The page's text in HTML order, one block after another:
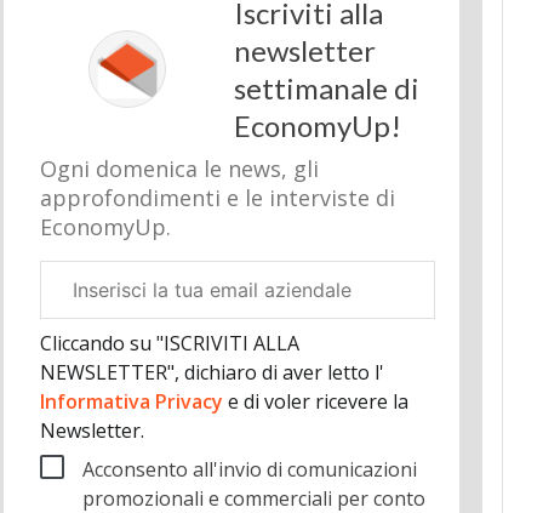
Iscriviti alla
newsletter
settimanale di
EconomyUp!
Ogni domenica le news, gli
approfondimenti e le interviste di
EconomyUp.
aziendale
Cliccando su "ISCRIVITI ALLA
NEWSLETTER", dichiaro di aver letto l'
Informativa Privacy e di voler ricevere la
Newsletter.
Acconsento all'invio di comunicazioni
promozionali e commerciali per conto